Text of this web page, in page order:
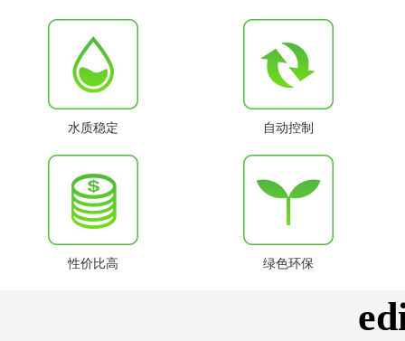
水质稳定 自动控制
性价比高 绿色环保